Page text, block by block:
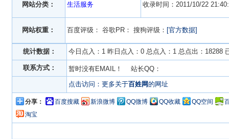
网站分类： 生活服务 收录时间：2011/10/22
网站权重： 百度评级： 谷歌PR： 搜狗评级： [官方数据]
统计数据： 今日点入：1 昨日点入：0 总点入：1 总点出：18288
联系方式：
暂时没有EMAIL！ 站长QQ：
点击访问：更多关于百姓网的网址
分享： 百度搜藏 新浪微博 QQ微博 QQ收藏 QQ空间
淘宝